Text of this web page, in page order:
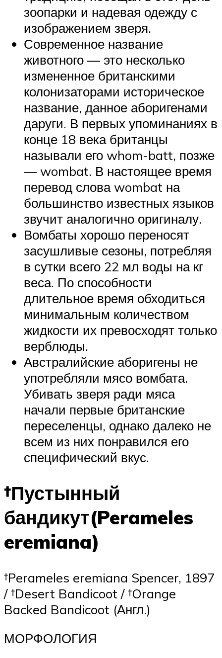
зоопарки и надевая одежду с
изображением зверя.
Современное название
животного — это несколько
измененное британскими
колонизаторами историческое
название, данное аборигенами
даруги. В первых упоминаниях в
конце 18 века британцы
называли его whom-batt, позже
— wombat. В настоящее время
перевод слова wombat на
большинство известных языков
звучит аналогично оригиналу.
Вомбаты хорошо переносят
засушливые сезоны, потребляя
в сутки всего 22 мл воды на кг
веса. По способности
длительное время обходиться
минимальным количеством
жидкости их превосходят только
верблюды.
Австралийские аборигены не
употребляли мясо вомбата.
Убивать зверя ради мяса
начали первые британские
переселенцы, однако далеко не
всем из них понравился его
специфический вкус.
†Пустынный
бандикут(Perameles
eremiana)
†Perameles eremiana Spencer, 1897
/ †Desert Bandicoot / †Orange
Backed Bandicoot (Англ.)
МОРФОЛОГИЯ